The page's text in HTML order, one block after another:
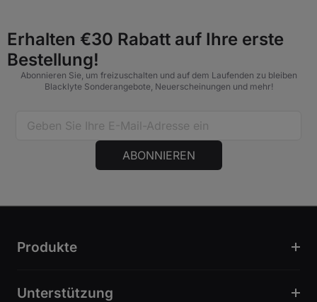
Erhalten €30 Rabatt auf Ihre erste
Bestellung!
Abonnieren Sie, um freizuschalten und auf dem Laufenden zu bleiben
Blacklyte Sonderangebote, Neuerscheinungen und mehr!
ABONNIEREN
Produkte
Unterstützung